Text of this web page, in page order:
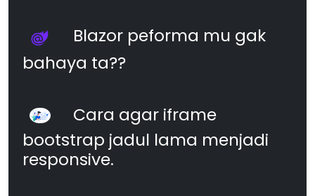
Blazor peforma mu gak
bahaya ta??
Cara agar iframe
bootstrap jadul lama menjadi
responsive.